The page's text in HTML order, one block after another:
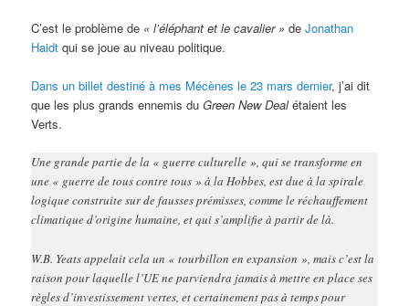
C’est le problème de « l’éléphant et le cavalier » deJonathan
Haidt qui se joue au niveau politique.
Dans un billet destiné à mes Mécènes le 23 mars dernier, j’ai dit
que les plus grands ennemis duGreen New Dealétaient les
Verts.
Une grande partie de la « guerre culturelle », qui se transforme en
une « guerre de tous contre tous » à la Hobbes, est due à la spirale
logique construite sur de fausses prémisses, comme le réchauffement
climatique d’origine humaine, et qui s’amplifie à partir de là.
W.B. Yeats appelait cela un « tourbillon en expansion », mais c’est la
raison pour laquelle l’UE ne parviendra jamais à mettre en place ses
règles d’investissement vertes, et certainement pas à temps pour